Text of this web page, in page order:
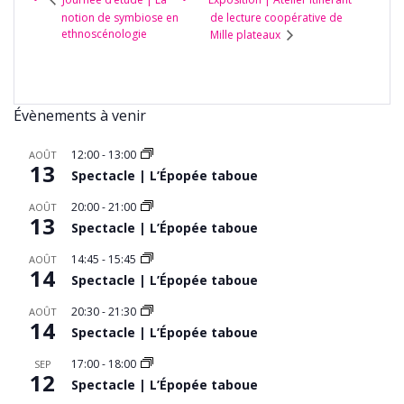
notion de symbiose en
ethnoscénologie
de lecture coopérative de
Mille plateaux
Évènements à venir
AOÛT
13
12:00- 13:00
Spectacle | L’Épopée taboue
AOÛT
13
20:00-21:00
Spectacle | L’Épopée taboue
AOÛT
14
14:45 - 15:45
Spectacle | L’Épopée taboue
AOÛT
14
20:30-21:30
Spectacle | L’Épopée taboue
SEP
12
17:00- 18:00
Spectacle | L’Épopée taboue